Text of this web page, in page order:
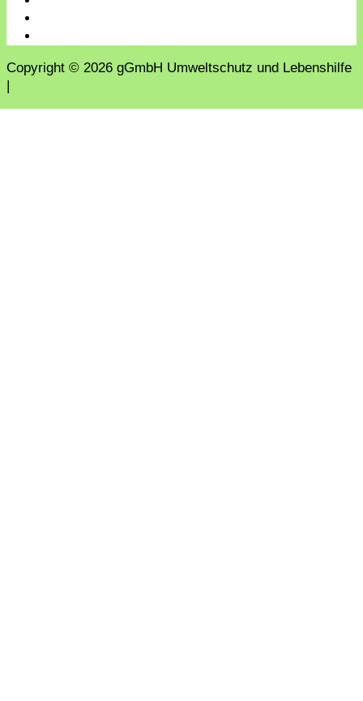
Copyright © 2026 gGmbH Umweltschutz und Lebenshilfe